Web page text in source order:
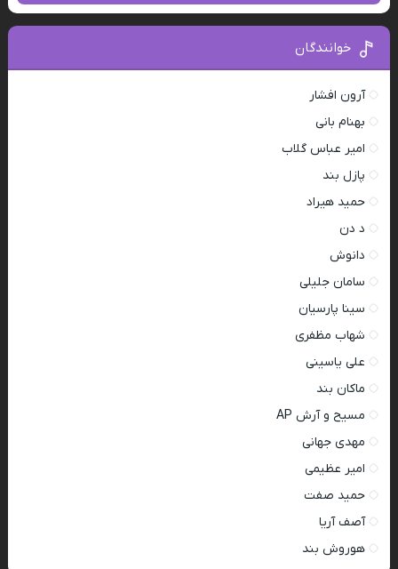
خوانندگان
آرون افشار
بهنام بانی
امیر عباس گلاب
پازل بند
حمید هیراد
د دن
دانوش
سامان جلیلی
سینا پارسیان
شهاب مظفری
علی یاسینی
ماکان بند
مسیح و آرش AP
مهدی جهانی
امیر عظیمی
حمید صفت
آصف آریا
هوروش بند